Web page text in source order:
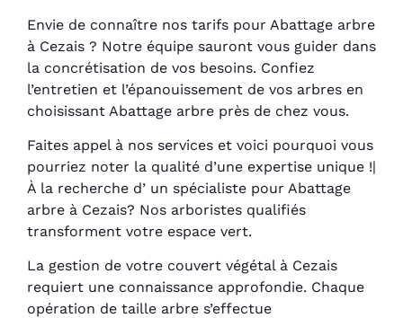
Envie de connaître nos tarifs pour Abattage arbre
à Cezais ? Notre équipe sauront vous guider dans
la concrétisation de vos besoins. Confiez
l’entretien et l’épanouissement de vos arbres en
choisissant Abattage arbre près de chez vous.
Faites appel à nos services et voici pourquoi vous
pourriez noter la qualité d’une expertise unique !|
À la recherche d’ un spécialiste pour Abattage
arbre à Cezais? Nos arboristes qualifiés
transforment votre espace vert.
La gestion de votre couvert végétal à Cezais
requiert une connaissance approfondie. Chaque
opération de taille arbre s’effectue